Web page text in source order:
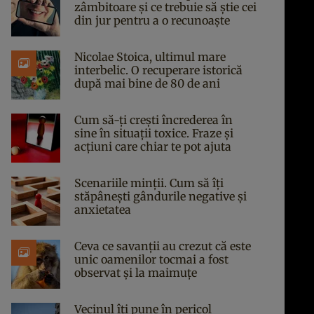
zâmbitoare și ce trebuie să știe cei
din jur pentru a o recunoaște
Nicolae Stoica, ultimul mare
interbelic. O recuperare istorică
după mai bine de 80 de ani
Cum să-ți crești încrederea în
sine în situații toxice. Fraze și
acțiuni care chiar te pot ajuta
Scenariile minții. Cum să îți
stăpânești gândurile negative și
anxietatea
Ceva ce savanții au crezut că este
unic oamenilor tocmai a fost
observat și la maimuțe
Vecinul îți pune în pericol